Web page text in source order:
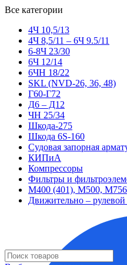
Все категории
4Ч 10,5/13
4Ч 8,5/11 – 6Ч 9.5/11
6-8Ч 23/30
6Ч 12/14
6ЧН 18/22
SKL (NVD-26, 36, 48)
Г60-Г72
Д6 – Д12
ЧН 25/34
Шкода-275
Шкода 6S-160
Судовая запорная
КИПиА
Компрессоры
Фильтры и
М400 (401), М500, М756
Движительно –